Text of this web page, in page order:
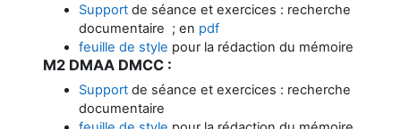
Support de séance et exercices : recherche
documentaire ; en pdf
feuille de style pour la rédaction du mémoire
M2 DMAA DMCC :
Support de séance et exercices : recherche
documentaire